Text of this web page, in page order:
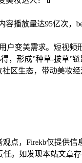
播放量达95亿次，
变美需求。短视频
，形成”种草-拔草”
区生态，带动美妆经
点，Firekb仅提供
。如发现本站文章